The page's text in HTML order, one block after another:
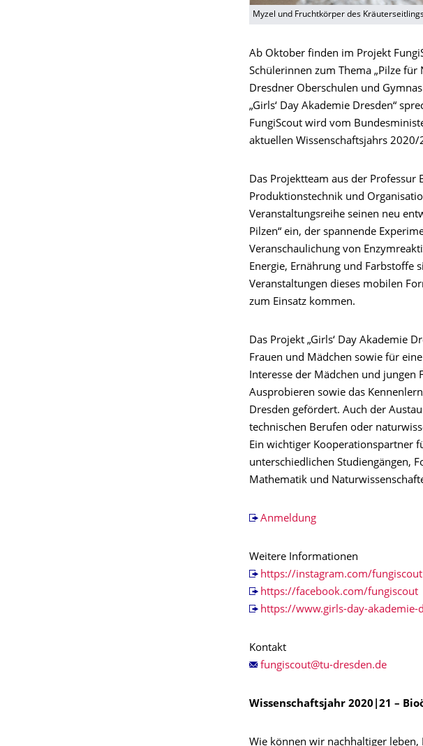
Myzel und Fruchtkörper des
Ab Oktober finden im Projekt
Schülerinnen zum Thema „Pilze
Dresdner Oberschulen und
„Girls‘ Day Akademie Dresden“
FungiScout wird vom
aktuellen Wissenschaftsjahrs
Das Projektteam aus der
Produktionstechnik und
Veranstaltungsreihe seinen neu
Pilzen“ ein, der spannende
Veranschaulichung von
Energie, Ernährung und Farbstoffe
Veranstaltungen dieses mobilen
zum Einsatz kommen.
Das Projekt „Girls‘ Day Akademie
Frauen und Mädchen sowie für
Interesse der Mädchen und jungen
Ausprobieren sowie das
Dresden gefördert. Auch der
technischen Berufen oder
Ein wichtiger Kooperationspartner
unterschiedlichen Studiengängen,
Mathematik und
Anmeldung
Weitere Informationen
https://instagram.com/fungiscout
https://facebook.com/fungiscout
https://www.girls-day-akademie-
Kontakt
Wissenschaftsjahr 2020|21 –
Wie können wir nachhaltiger leben,